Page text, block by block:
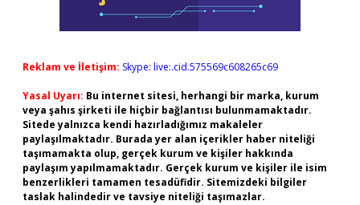
Reklam ve İletişim: Skype: live:.cid.575569c608265c69
Yasal Uyarı: Bu internet sitesi, herhangi bir marka, kurum
veya şahıs şirketi ile hiçbir bağlantısı bulunmamaktadır.
Sitede yalnızca kendi hazırladığımız makaleler
paylaşılmaktadır. Burada yer alan içerikler haber niteliği
taşımamakta olup, gerçek kurum ve kişiler hakkında
paylaşım yapılmamaktadır. Gerçek kurum ve kişiler ile isim
benzerlikleri tamamen tesadüfidir. Sitemizdeki bilgiler
taslak halindedir ve tavsiye niteliği taşımazlar.